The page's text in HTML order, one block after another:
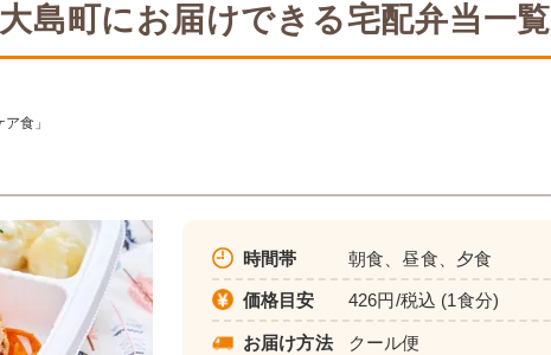
島町にお届けできる宅配弁当一覧
食」
時間帯 朝食、昼食、夕食
価格目安 426円/税込 (1食分)
お届け方法 クール便